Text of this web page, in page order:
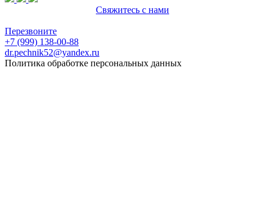
Свяжитесь с нами
Перезвоните
+7 (999) 138-00-88
dr.pechnik52@yandex.ru
Политика обработке персональных данных